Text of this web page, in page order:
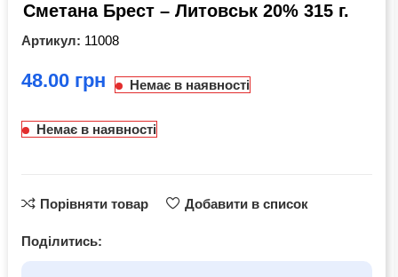
Сметана Брест – Литовськ 20% 315 г.
Артикул: 11008
грн Немає в наявності
Немає в наявності
Порівняти товар Добавити в список
Поділитись: